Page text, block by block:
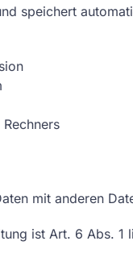
speichert
mit anderen
ist Art. 6 Abs.